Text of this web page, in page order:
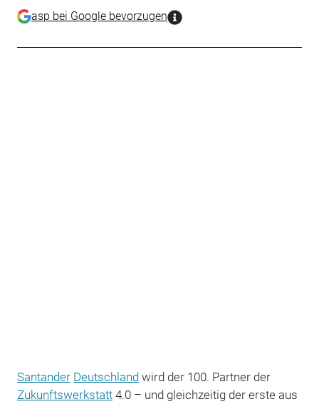
asp bei Google bevorzugen
Santander Deutschlandwird der 100. Partner der
Zukunftswerkstatt4.0 – und gleichzeitig der erste aus